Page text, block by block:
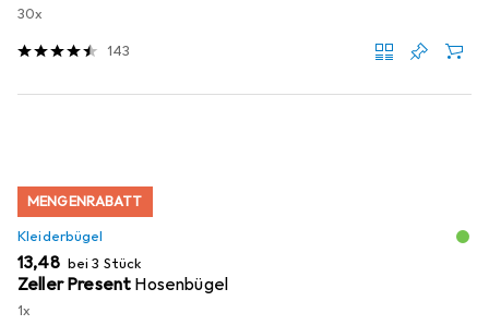
30x
143
MENGENRABATT
Kleiderbügel
EUR
13,48 bei 3 Stück
Zeller Present Hosenbügel
1x